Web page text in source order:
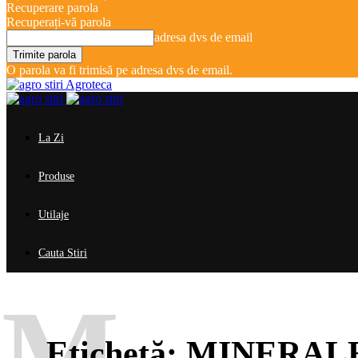
Recuperare parola
Recuperați-vă parola
adresa dvs de email
O parola va fi trimisă pe adresa dvs de email.
Agroteca
La Zi
Produse
Utilaje
Cauta Stiri